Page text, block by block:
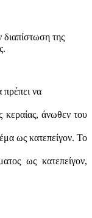
της
να
κεραίας, άνωθεν του
ως κατεπείγον. Το
ως κατεπείγον,